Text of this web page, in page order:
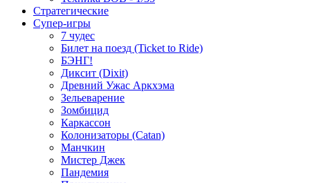
Стратегические
Супер-игры
7 чудес
Билет на поезд (Ticket to Ride)
БЭНГ!
Диксит (Dixit)
Древний Ужас Аркхэма
Зельеварение
Зомбицид
Каркассон
Колонизаторы (Catan)
Манчкин
Мистер Джек
Пандемия